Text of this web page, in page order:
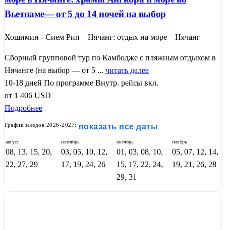
Вьетнаме— от 5 до 14 ночей на выбор
Хошимин - Сием Рип – Нячанг: отдых на море – Нячанг
Сборный групповой тур по Камбодже с пляжным отдыхом в
Нячанге (на выбор — от 5 ... читать далее
10-18 дней По программе Внутр. рейсы вкл.
от 1 406 USD
Подробнее
График заездов 2026-2027: показать все даты
август
08, 13, 15, 20,
22, 27, 29
сентябрь
03, 05, 10, 12,
17, 19, 24, 26
октябрь
01, 03, 08, 10,
15, 17, 22, 24,
29, 31
ноябрь
05, 07, 12, 14,
19, 21, 26, 28